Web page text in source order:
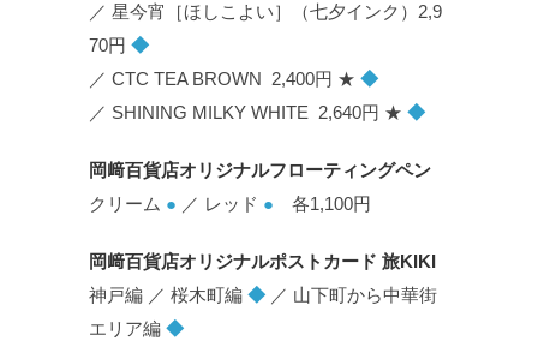
／ 星今宵［ほしこよい］（七夕インク）2,9
70円 ◆
／ CTC TEA BROWN 2,400円 ★ ◆
／ SHINING MILKY WHITE 2,640円 ★ ◆
岡﨑百貨店オリジナルフローティングペン
クリーム ● ／ レッド ● 各1,100円
岡﨑百貨店オリジナルポストカード 旅KIKI
神戸編 ／ 桜木町編 ◆ ／ 山下町から中華街
エリア編 ◆